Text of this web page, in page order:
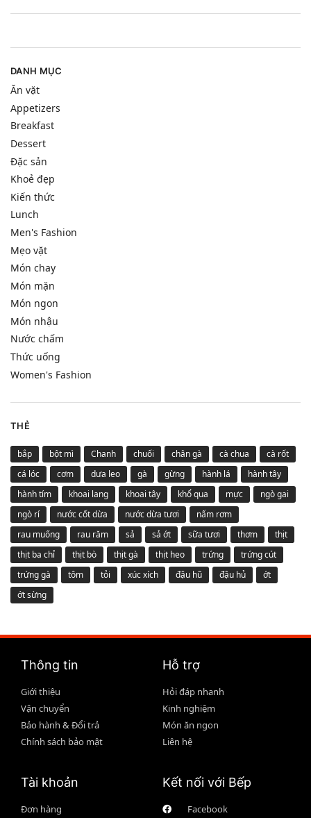
DANH MỤC
Ăn vặt
Appetizers
Breakfast
Dessert
Đặc sản
Khoẻ đẹp
Kiến thức
Lunch
Men's Fashion
Mẹo vặt
Món chay
Món mặn
Món ngon
Món nhậu
Nước chấm
Thức uống
Women's Fashion
THẺ
bắp bột mì Chanh chuối chân gà cà chua
cà rốt
cá lóc
cơm dưa leo gà gừng hành lá
hành tây
hành tím
khoai lang khoai tây khổ qua mực
ngò gai
ngò rí
nước cốt dừa nước dừa tươi
nấm rơm
rau muống
rau răm sả sả ớt sữa tươi thơm
thịt
thịt ba chỉ
thịt bò thịt gà thịt heo trứng
trứng cút
trứng gà
tôm tỏi xúc xích đậu hũ đậu hủ
ớt
ớt sừng
Thông tin
Giới thiệu
Vận chuyển
Bảo hành & Đổi trả
Chính sách bảo mật
Hỗ trợ
Hỏi đáp nhanh
Kinh nghiệm
Món ăn ngon
Liên hệ
Tài khoản
Đơn hàng
Kết nối với Bếp
Facebook